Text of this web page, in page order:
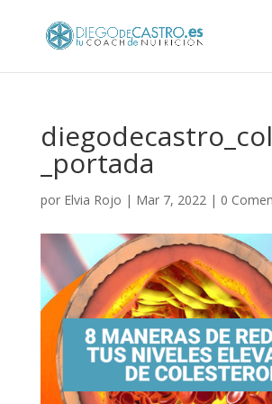
_portada
por Elvia Rojo | Mar 7, 2022| 0